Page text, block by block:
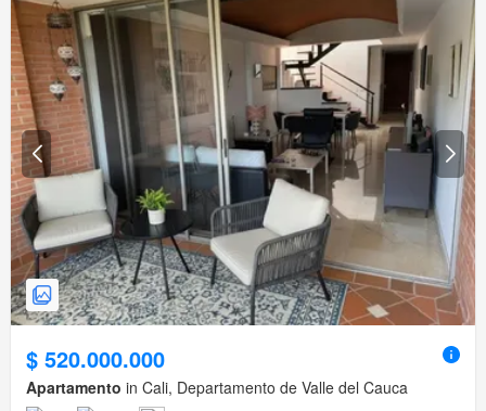
$ 520.000.000
Apartamento in Cali, Departamento de Valle del Cauca